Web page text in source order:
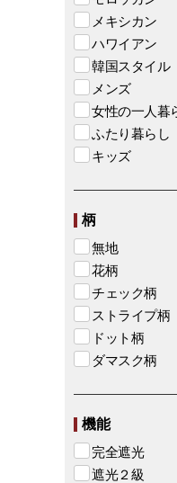
メキシカン
ハワイアン
韓国スタイル
メンズ
女性の一人暮
ふたり暮らし
キッズ
柄
無地
花柄
チェック柄
ストライプ柄
ドット柄
ダマスク柄
機能
完全遮光
遮光２級